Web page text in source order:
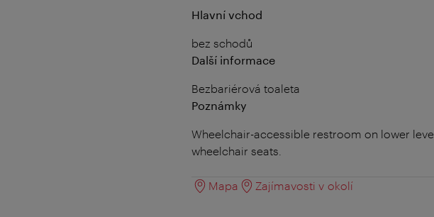
Hlavní vchod
bez schodů
Další informace
Bezbariérová toaleta
Poznámky
Wheelchair-accessible restroom on lower
wheelchair seats.
Mapa Zajímavosti v okolí